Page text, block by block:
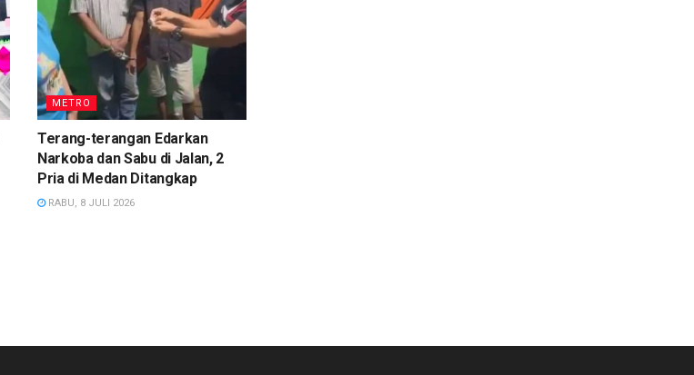
METRO
Terang-terangan Edarkan
Narkoba dan Sabu di Jalan, 2
Pria di Medan Ditangkap
RABU, 8 JULI 2026